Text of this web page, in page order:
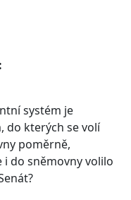
systém je
do kterých se volí
poměrně,
i do sněmovny volilo